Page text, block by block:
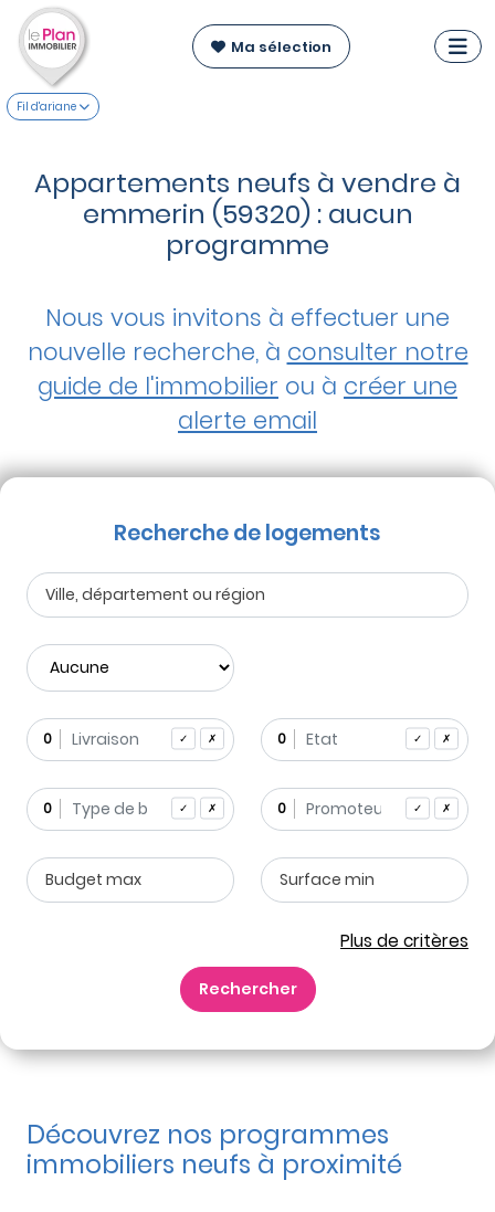
Ma sélection
Fil d'ariane
Appartements neufs à vendre à
emmerin (59320) : aucun
programme
Nous vous invitons à effectuer une
nouvelle recherche, à consulter notre
guide de l'immobilier ou à créer une
alerte email
Recherche de logements
0 ✓ ✗ 0 ✓ ✗
0 ✓ ✗ 0 ✓ ✗
Plus de critères
Rechercher
Découvrez nos programmes
immobiliers neufs à proximité